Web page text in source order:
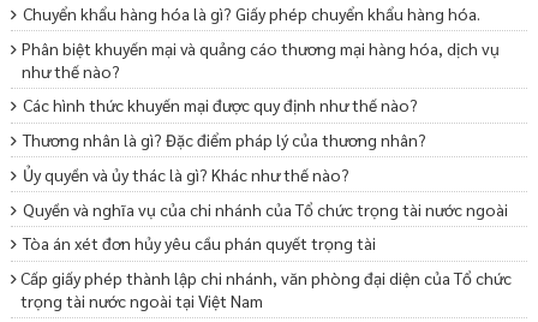
Chuyển khẩu hàng hóa là gì? Giấy phép chuyển khẩu hàng hóa.
Phân biệt khuyến mại và quảng cáo thương mại hàng hóa, dịch vụ
như thế nào?
Các hình thức khuyến mại được quy định như thế nào?
Thương nhân là gì? Đặc điểm pháp lý của thương nhân?
Ủy quyền và ủy thác là gì? Khác như thế nào?
Quyền và nghĩa vụ của chi nhánh của Tổ chức trọng tài nước ngoài
Tòa án xét đơn hủy yêu cầu phán quyết trọng tài
Cấp giấy phép thành lập chi nhánh, văn phòng đại diện của Tổ chức
trọng tài nước ngoài tại Việt Nam